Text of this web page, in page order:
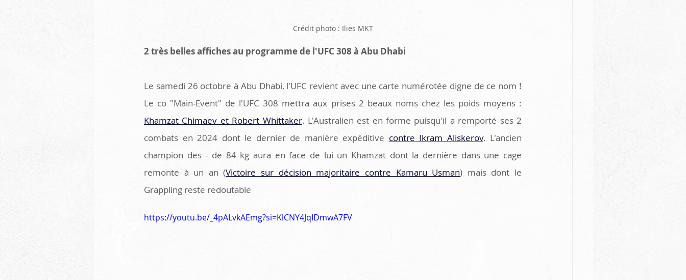
Crédit photo : Ilies MKT
2 très belles affiches au programme de l'UFC 308 à Abu Dhabi
Le samedi 26 octobre à Abu Dhabi, l'UFC revient avec une carte numérotée digne de ce nom !
Khamzat Chimaev et Robert Whittaker. L'Australien est en forme puisqu'il a remporté ses 2
combats en 2024 dont le dernier de manière expéditive contre Ikram Aliskerov. L'ancien
champion des - de 84 kg aura en face de lui un Khamzat dont la dernière dans une cage
remonte à un an (Victoire sur décision majoritaire contre Kamaru Usman) mais dont le
Grappling reste redoutable
https://youtu.be/_4pALvkAEmg?si=KlCNY4JqIDmwA7FV